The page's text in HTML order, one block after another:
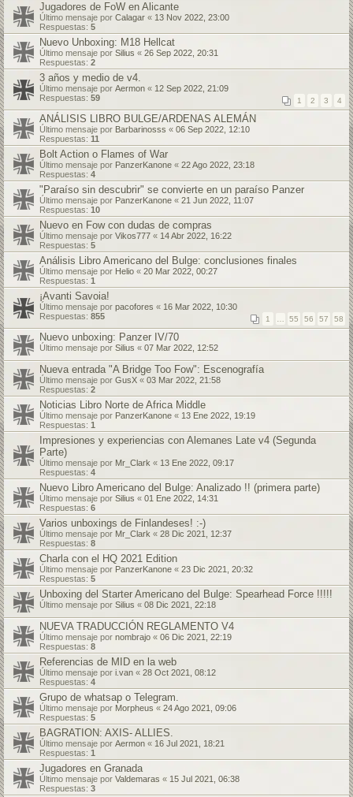
Jugadores de FoW en Alicante
Último mensaje por Calagar « 13 Nov 2022, 23:00
Respuestas: 5
Nuevo Unboxing: M18 Hellcat
Último mensaje por Silius « 26 Sep 2022, 20:31
Respuestas: 2
3 años y medio de v4.
Último mensaje por Aermon « 12 Sep 2022, 21:09
Respuestas: 59 1 2 3 4
ANÁLISIS LIBRO BULGE/ARDENAS ALEMÁN
Último mensaje por Barbarinosss « 06 Sep 2022, 12:10
Respuestas: 11
Bolt Action o Flames of War
Último mensaje por PanzerKanone « 22 Ago 2022, 23:18
Respuestas: 4
"Paraíso sin descubrir" se convierte en un paraíso Panzer
Último mensaje por PanzerKanone « 21 Jun 2022, 11:07
Respuestas: 10
Nuevo en Fow con dudas de compras
Último mensaje por Vikos777 « 14 Abr 2022, 16:22
Respuestas: 5
Análisis Libro Americano del Bulge: conclusiones finales
Último mensaje por Helio « 20 Mar 2022, 00:27
Respuestas: 1
¡Avanti Savoia!
Último mensaje por pacofores « 16 Mar 2022, 10:30
Respuestas: 855 1 55 56 57 58
Nuevo unboxing: Panzer IV/70
Último mensaje por Silius « 07 Mar 2022, 12:52
Nueva entrada "A Bridge Too Fow": Escenografía
Último mensaje por GusX « 03 Mar 2022, 21:58
Respuestas: 2
Noticias Libro Norte de Africa Middle
Último mensaje por PanzerKanone « 13 Ene 2022, 19:19
Respuestas: 1
Impresiones y experiencias con Alemanes Late v4 (Segunda
Parte)
Último mensaje por Mr_Clark « 13 Ene 2022, 09:17
Respuestas: 4
Nuevo Libro Americano del Bulge: Analizado !! (primera parte)
Último mensaje por Silius « 01 Ene 2022, 14:31
Respuestas: 6
Varios unboxings de Finlandeses! :-)
Último mensaje por Mr_Clark « 28 Dic 2021, 12:37
Respuestas: 8
Charla con el HQ 2021 Edition
Último mensaje por PanzerKanone « 23 Dic 2021, 20:32
Respuestas: 5
Unboxing del Starter Americano del Bulge: Spearhead Force !!!!!
Último mensaje por Silius « 08 Dic 2021, 22:18
NUEVA TRADUCCIÓN REGLAMENTO V4
Último mensaje por nombrajo « 06 Dic 2021, 22:19
Respuestas: 8
Referencias de MID en la web
Último mensaje por i.van « 28 Oct 2021, 08:12
Respuestas: 4
Grupo de whatsap o Telegram.
Último mensaje por Morpheus « 24 Ago 2021, 09:06
Respuestas: 5
BAGRATION: AXIS- ALLIES.
Último mensaje por Aermon « 16 Jul 2021, 18:21
Respuestas: 1
Jugadores en Granada
Último mensaje por Valdemaras « 15 Jul 2021, 06:38
Respuestas: 3